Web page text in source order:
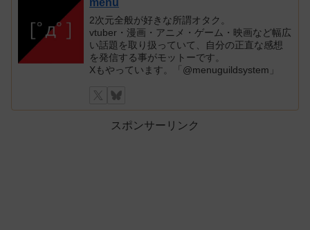
menu
2次元全般が好きな所謂オタク。
vtuber・漫画・アニメ・ゲーム・映画など幅広
い話題を取り扱っていて、自分の正直な感想
を発信する事がモットーです。
Xもやっています。「@menuguildsystem」
スポンサーリンク